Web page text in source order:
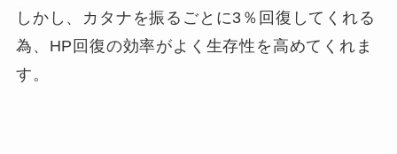
しかし、カタナを振るごとに3％回復してくれる
為、HP回復の効率がよく生存性を高めてくれま
す。